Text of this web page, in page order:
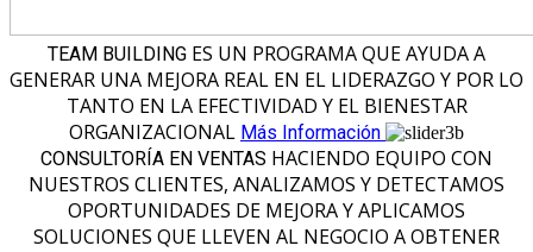
TEAM BUILDING ES UN PROGRAMA QUE AYUDA A
GENERAR UNA MEJORA REAL EN EL LIDERAZGO Y POR LO
TANTO EN LA EFECTIVIDAD Y EL BIENESTAR
ORGANIZACIONAL Más Información
CONSULTORÍA EN VENTAS HACIENDO EQUIPO CON
NUESTROS CLIENTES, ANALIZAMOS Y DETECTAMOS
OPORTUNIDADES DE MEJORA Y APLICAMOS
SOLUCIONES QUE LLEVEN AL NEGOCIO A OBTENER